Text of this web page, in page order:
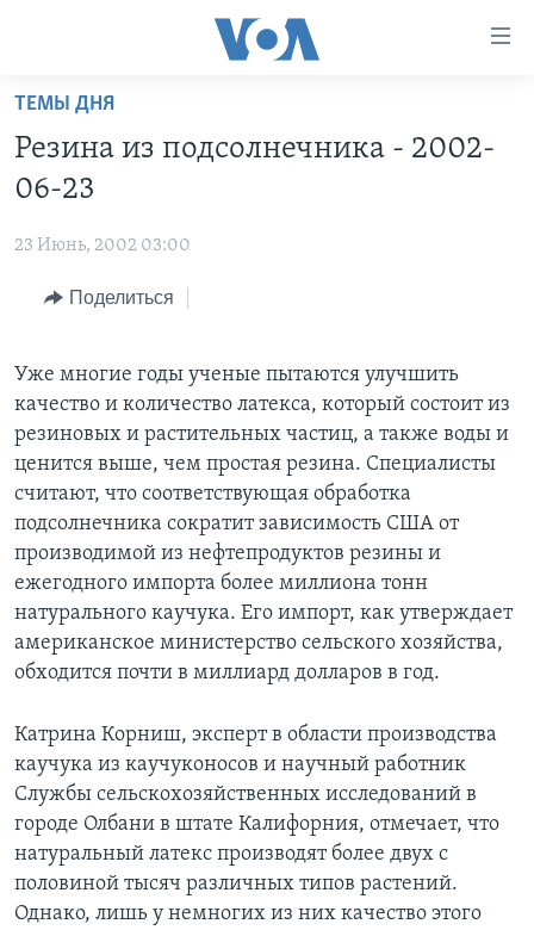
Перейти
основной
контент
навигации
НОВОСТИ ЗА МИНУТУ
ИТОГИ
ДИСКУССИЯ VOA
ДЕТАЛИ
НЬЮ-ЙОРК NEW YORK
УЧИМ АНГЛИЙСКИЙ
НАША АМЕРИКАНСКАЯ ИСТОРИЯ
АРТЕФАКТЫ
АМЕРИКАНСКИЕ ГОРОДКИ
ТЕСТЫ
ЭКСПЕРТИЗА
ИНТЕРВЬЮ
ЗА СВОБОДУ ПРЕССЫ
УЧИМ АНГЛИЙСКИЙ
ВИДЕО
ПОДПИСКА НА НОВОСТИ
Learning English
СОЦИАЛЬНЫЕ СЕТИ
Языки
ТЕМЫ ДНЯ
Резина из подсолнечника - 2002-
06-23
23 Июнь, 2002 03:00
Поделиться
Уже многие годы ученые пытаются улучшить
качество и количество латекса, который состоит из
резиновых и растительных частиц, а также воды и
ценится выше, чем простая резина. Специалисты
считают, что соответствующая обработка
подсолнечника сократит зависимость США от
производимой из нефтепродуктов резины и
ежегодного импорта более миллиона тонн
натурального каучука. Его импорт, как утверждает
американское министерство сельского хозяйства,
обходится почти в миллиард долларов в год.
Катрина Корниш, эксперт в области производства
каучука из каучуконосов и научный работник
Службы сельскохозяйственных исследований в
городе Олбани в штате Калифорния, отмечает, что
натуральный латекс производят более двух с
половиной тысяч различных типов растений.
Однако, лишь у немногих из них качество этого